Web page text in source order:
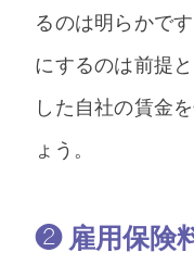
るのは明らかで
にするのは前提
した自社の賃金
ょう。
❷ 雇用保険